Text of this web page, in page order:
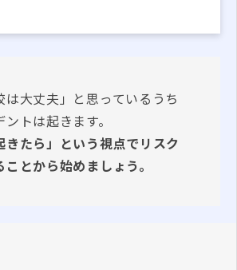
は大丈夫」と思っているうち
トは起きます。
きたら」という視点でリスク
とから始めましょう。